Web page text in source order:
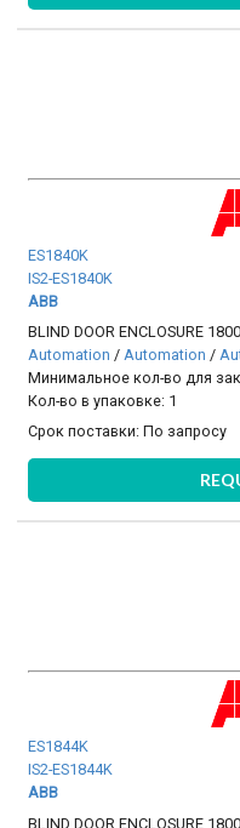
ES1840K
IS2-ES1840K
ABB
BLIND DOOR ENCLOSURE
Automation /Automation /
Минимальное кол-во для
Кол-во в упаковке: 1
Срок поставки:По запросу
ES1844K
IS2-ES1844K
ABB
BLIND DOOR ENCLOSURE